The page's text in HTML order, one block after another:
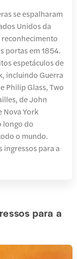
se espalharam
Unidos da
reconhecimento
portas em 1854.
espetáculos de
incluindo Guerra
Philip Glass, Two
de John
Nova York
longo do
o mundo.
ingressos para a
para a